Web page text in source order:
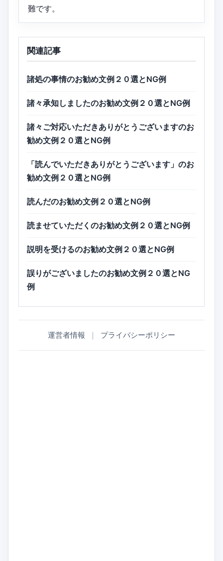
難です。
関連記事
諸処の事情のお勧め文例２０選とNG例
諸々承知しましたのお勧め文例２０選とNG例
諸々ご対応いただきありがとうございますのお
勧め文例２０選とNG例
「読んでいただきありがとうございます」のお
勧め文例２０選とNG例
読んだのお勧め文例２０選とNG例
読ませていただくのお勧め文例２０選とNG例
説明を受けるのお勧め文例２０選とNG例
誤りがございましたのお勧め文例２０選とNG
例
運営者情報 ｜ プライバシーポリシー